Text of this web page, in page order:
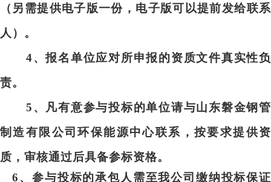
（另需提供电子版一份，电子版可以提前发给联系
人）。
4、报名单位应对所申报的资质文件真实性负
责。
5 、凡有意参与投标的单位请与山东磐金钢管
制造有限公司环保能源中心联系，按要求提供资
质，审核通过后具备参标资格。
6 、参与投标的承包人需至我公司缴纳投标保证